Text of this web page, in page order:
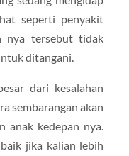
seperti penyakit
nya tersebut tidak
ditangani.
dari kesalahan
sembarangan akan
anak kedepan nya.
jika kalian lebih